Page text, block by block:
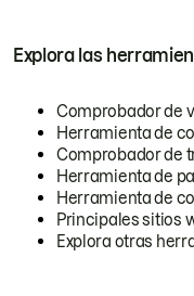
Explora las
Comprobador de
Herramienta de
Comprobador de
Herramienta de
Herramienta de
Principales sitios
Explora otras